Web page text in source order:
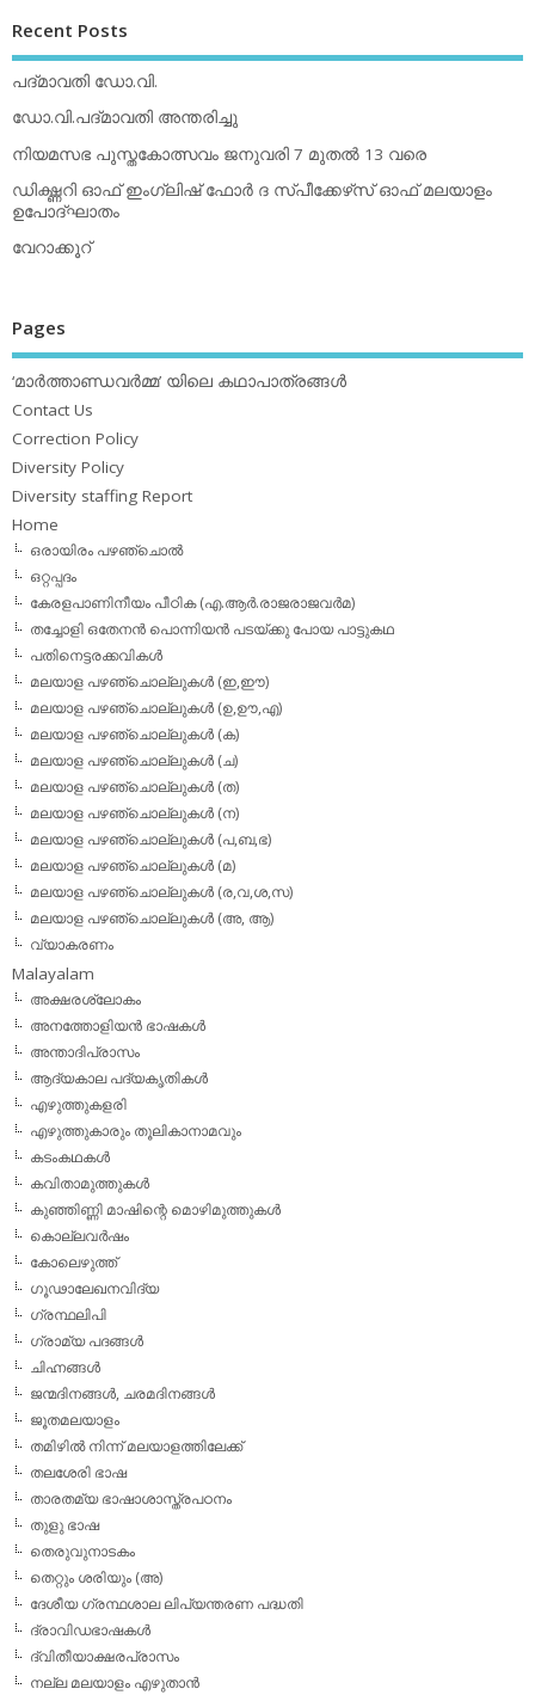
Recent Posts
പദ്മാവതി ഡോ.വി.
ഡോ.വി.പദ്മാവതി അന്തരിച്ചു
നിയമസഭ പുസ്തകോത്സവം ജനുവരി 7 മുതല്‍ 13 വരെ
ഡിക്ഷ്ണറി ഓഫ് ഇംഗ്ലിഷ് ഫോര്‍ ദ സ്പീക്കേഴ്‌സ് ഓഫ് മലയാളം
ഉപോദ്ഘാതം
വേറാക്കൂറ്
Pages
‘മാര്‍ത്താണ്ഡവര്‍മ്മ’ യിലെ കഥാപാത്രങ്ങള്‍
Contact Us
Correction Policy
Diversity Policy
Diversity staffing Report
Home
ഒരായിരം പഴഞ്ചൊല്‍
ഒറ്റപ്പദം
കേരളപാണിനീയം പീഠിക (എ.ആര്‍.രാജരാജവര്‍മ)
തച്ചോളി ഒതേനൻ പൊന്നിയൻ പടയ്‌ക്കു പോയ പാട്ടുകഥ
പതിനെട്ടരക്കവികള്‍
മലയാള പഴഞ്ചൊല്ലുകള്‍ (ഇ,ഈ)
മലയാള പഴഞ്ചൊല്ലുകള്‍ (ഉ,ഊ,എ)
മലയാള പഴഞ്ചൊല്ലുകള്‍ (ക)
മലയാള പഴഞ്ചൊല്ലുകള്‍ (ച)
മലയാള പഴഞ്ചൊല്ലുകള്‍ (ത)
മലയാള പഴഞ്ചൊല്ലുകള്‍ (ന)
മലയാള പഴഞ്ചൊല്ലുകള്‍ (പ,ബ,ഭ)
മലയാള പഴഞ്ചൊല്ലുകള്‍ (മ)
മലയാള പഴഞ്ചൊല്ലുകള്‍ (ര,വ,ശ,സ)
മലയാള പഴഞ്ചൊല്ലുകൾ (അ, ആ)
വ്യാകരണം
Malayalam
അക്ഷരശ്ലോകം
അനത്തോളിയന്‍ ഭാഷകള്‍
അന്താദിപ്രാസം
ആദ്യകാല പദ്യകൃതികള്‍
എഴുത്തുകളരി
എഴുത്തുകാരും തൂലികാനാമവും
കടംകഥകള്‍
കവിതാമുത്തുകള്‍
കുഞ്ഞിണ്ണി മാഷിന്റെ മൊഴിമുത്തുകള്‍
കൊല്ലവര്‍ഷം
കോലെഴുത്ത്
ഗൂഢാലേഖനവിദ്യ
ഗ്രന്ഥലിപി
ഗ്രാമ്യ പദങ്ങള്‍
ചിഹ്നങ്ങള്‍
ജന്മദിനങ്ങള്‍, ചരമദിനങ്ങള്‍
ജൂതമലയാളം
തമിഴില്‍ നിന്ന് മലയാളത്തിലേക്ക്
തലശേരി ഭാഷ
താരതമ്യ ഭാഷാശാസ്ത്രപഠനം
തുളു ഭാഷ
തെരുവുനാടകം
തെറ്റും ശരിയും (അ)
ദേശീയ ഗ്രന്ഥശാല ലിപ്യന്തരണ പദ്ധതി
ദ്രാവിഡഭാഷകള്‍
ദ്വിതീയാക്ഷരപ്രാസം
നല്ല മലയാളം എഴുതാന്‍